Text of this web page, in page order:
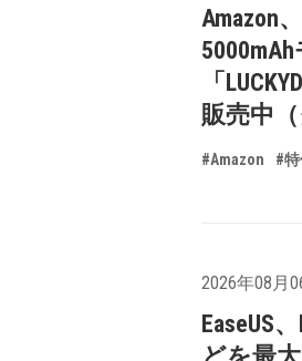
Amazon
「
販売中
#Amazon #
2026年08月
EaseUS